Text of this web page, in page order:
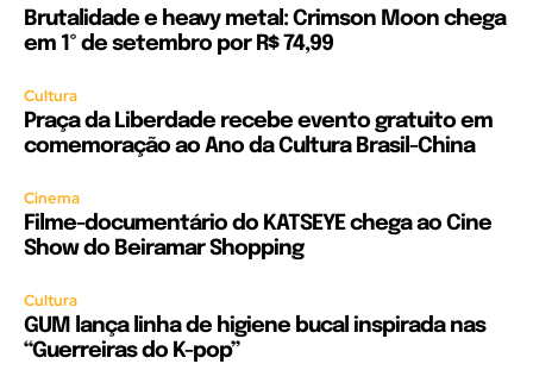
Brutalidade e heavy metal: Crimson Moon chega
em 1º de setembro por R$ 74,99
Cultura
Praça da Liberdade recebe evento gratuito em
comemoração ao Ano da Cultura Brasil-China
Cinema
Filme-documentário do KATSEYE chega ao Cine
Show do Beiramar Shopping
Cultura
GUM lança linha de higiene bucal inspirada nas
“Guerreiras do K-pop”